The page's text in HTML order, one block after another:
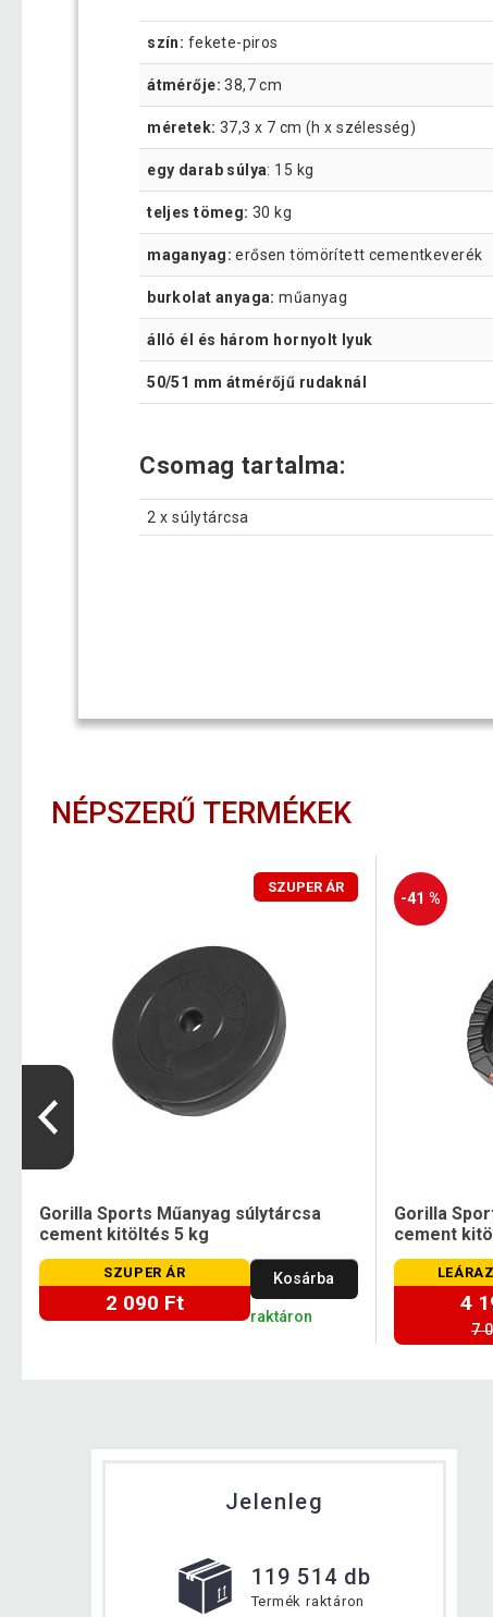
szín: fekete-piros
átmérője: 38,7 cm
méretek: 37,3 x 7 cm (h x szélesség)
egy darab súlya: 15 kg
teljes tömeg: 30 kg
maganyag: erősen tömörített cementkeverék
burkolat anyaga: műanyag
álló él és három hornyolt lyuk
50/51 mm átmérőjű rudaknál
Csomag tartalma:
2 x súlytárcsa
NÉPSZERŰ TERMÉKEK
SZUPER ÁR
Gorilla Sports Műanyag súlytárcsa
cement kitöltés 5 kg
SZUPER ÁR
2 090 Ft
Kosárba
raktáron
-41 %
Gorilla
cement
4
7
Jelenleg
119 514 db
Termék raktáron